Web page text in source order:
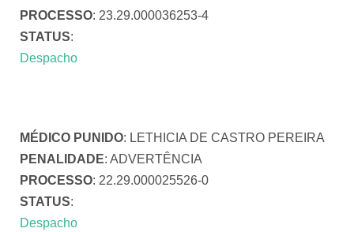
PROCESSO: 23.29.000036253-4
STATUS:
Despacho
MÉDICO PUNIDO: LETHICIA DE CASTRO PEREIRA
PENALIDADE: ADVERTÊNCIA
PROCESSO: 22.29.000025526-0
STATUS:
Despacho